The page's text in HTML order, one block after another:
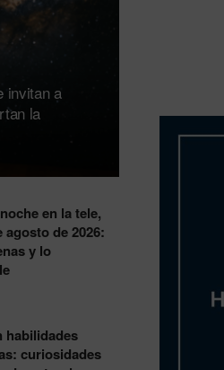
invitan a
la
en la tele,
de 2026:
y lo
habilidades
curiosidades